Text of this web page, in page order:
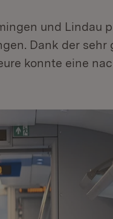
und Lindau
Dank der sehr
konnte eine